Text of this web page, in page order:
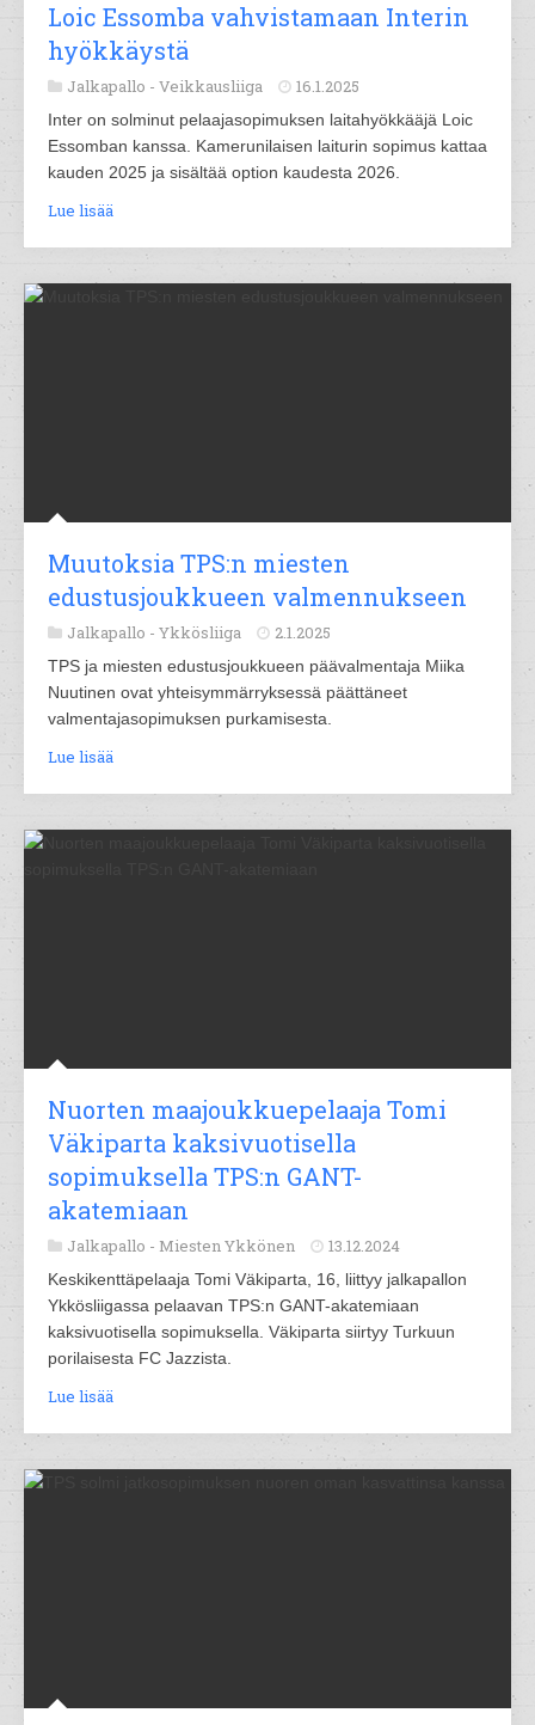
Loic Essomba vahvistamaan Interin
hyökkäystä
Jalkapallo - Veikkausliiga 16.1.2025
Inter on solminut pelaajasopimuksen laitahyökkääjä Loic
Essomban kanssa. Kamerunilaisen laiturin sopimus kattaa
kauden 2025 ja sisältää option kaudesta 2026.
Lue lisää
Muutoksia TPS:n miesten
edustusjoukkueen valmennukseen
Jalkapallo - Ykkösliiga 2.1.2025
TPS ja miesten edustusjoukkueen päävalmentaja Miika
Nuutinen ovat yhteisymmärryksessä päättäneet
valmentajasopimuksen purkamisesta.
Lue lisää
Nuorten maajoukkuepelaaja Tomi
Väkiparta kaksivuotisella
sopimuksella TPS:n GANT-
akatemiaan
Jalkapallo - Miesten Ykkönen 13.12.2024
Keskikenttäpelaaja Tomi Väkiparta, 16, liittyy jalkapallon
Ykkösliigassa pelaavan TPS:n GANT-akatemiaan
kaksivuotisella sopimuksella. Väkiparta siirtyy Turkuun
porilaisesta FC Jazzista.
Lue lisää